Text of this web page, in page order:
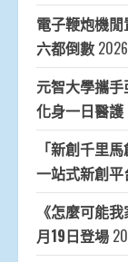
電子鞭炮機
六都倒數
元智大學攜
化身一日醫護
「新創千里
一站式新創平
《怎麼可能
月19日登場